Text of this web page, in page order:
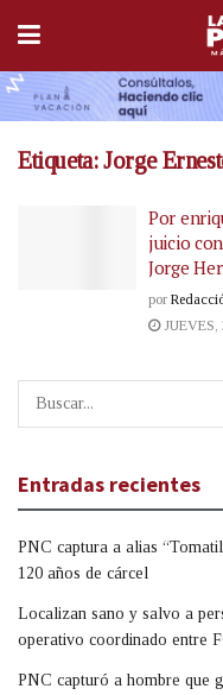
Etiqueta:Jorge
Por
juicio
Jorge
por
JUEVES,
Entradas recientes
PNC captura a alias
120 años de cárcel
Localizan sano y salvo a
operativo coordinado entre
PNC capturó a hombre que